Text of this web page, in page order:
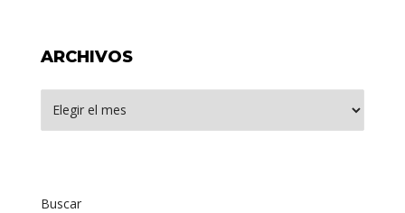
ARCHIVOS
Buscar